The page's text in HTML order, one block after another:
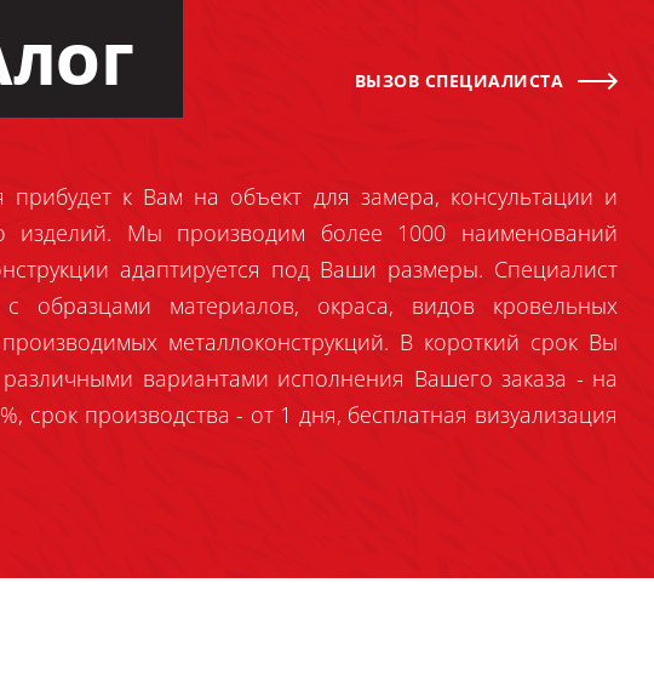
ВЫЗОВ СПЕЦИАЛИСТА
к Вам на объект для замера, консультации и
изделий. Мы производим более 1000 наименований
адаптируется под Ваши размеры. Специалист
образцами материалов, окраса, видов кровельных
металлоконструкций. В короткий срок Вы
вариантами исполнения Вашего заказа - на
срок производства - от 1 дня, бесплатная визуализация